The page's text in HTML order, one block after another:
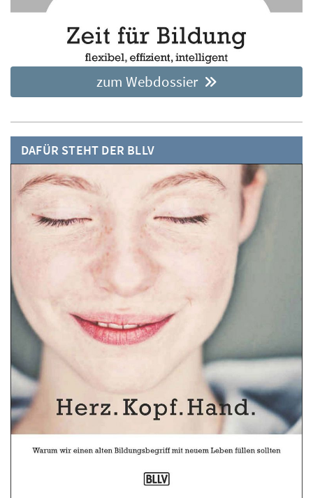
zum Webdossier
DAFÜR STEHT DER BLLV